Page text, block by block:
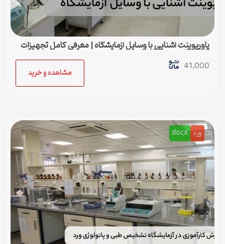
پاورپوینت آشنایی با وسایل آزمایشگاه | معرفی کامل تجهیزات
آزمایشگاهی در 38 اسلاید
41,000
مشاهده و خرید
ورد docx